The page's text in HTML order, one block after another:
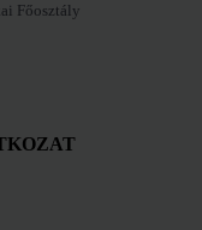
Főosztály